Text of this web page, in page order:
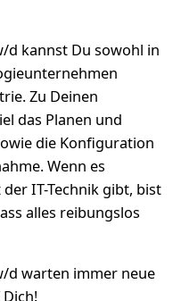
d kannst Du sowohl in
Zu Deinen
das Planen und
die Konfiguration
Wenn es
IT-Technik gibt, bist
alles reibungslos
d warten immer neue